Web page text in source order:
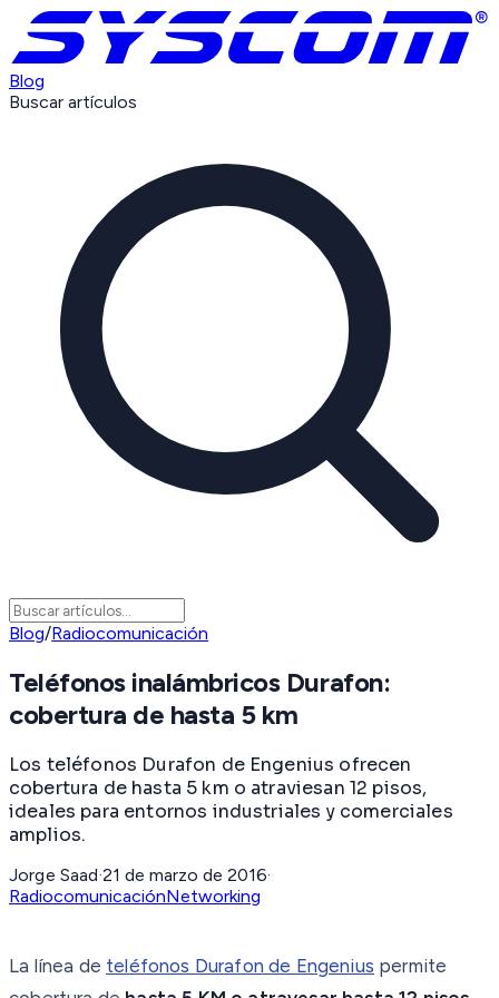
Blog
Buscar artículos
Blog/Radiocomunicación
Teléfonos inalámbricos Durafon:
cobertura de hasta 5 km
Los teléfonos Durafon de Engenius ofrecen
cobertura de hasta 5 km o atraviesan 12 pisos,
ideales para entornos industriales y comerciales
amplios.
Jorge Saad·21 de marzo de 2016·
RadiocomunicaciónNetworking
La línea de teléfonos Durafon de Engenius permite